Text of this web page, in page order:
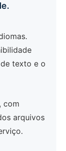
texto e o
com
arquivos